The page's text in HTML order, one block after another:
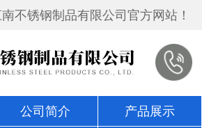
不锈钢制品有限公司官方网站！
公司简介 产品展示